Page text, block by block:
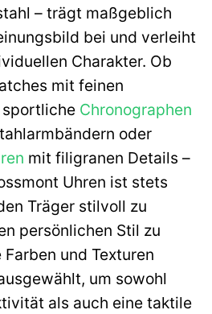
– trägt maßgeblich
bei und verleiht
Charakter. Ob
mit feinen
sportliche Chronographen
oder
mit filigranen Details –
Uhren ist stets
Träger stilvoll zu
persönlichen Stil zu
und Texturen
um sowohl
als auch eine taktile